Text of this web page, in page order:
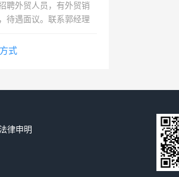
聘外贸人员，有外贸销
待遇面议。联系郭经理
式
法律申明